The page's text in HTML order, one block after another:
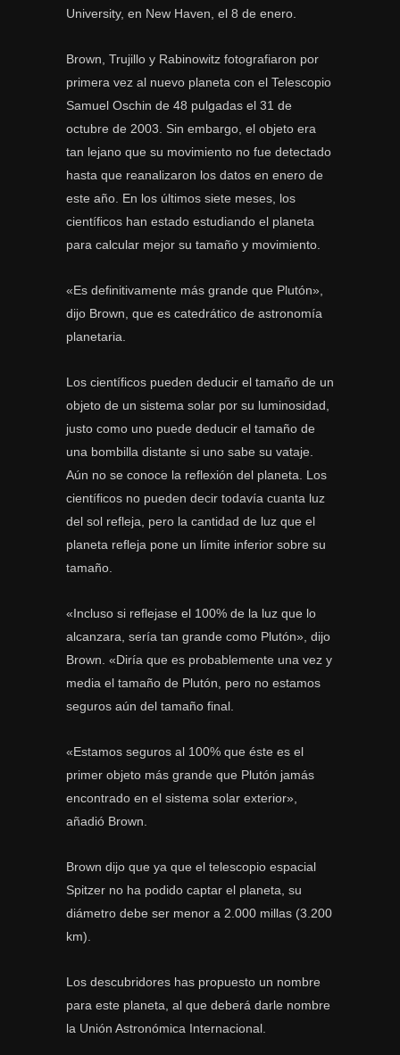
University, en New Haven, el 8 de enero.
Brown, Trujillo y Rabinowitz fotografiaron por
primera vez al nuevo planeta con el Telescopio
Samuel Oschin de 48 pulgadas el 31 de
octubre de 2003. Sin embargo, el objeto era
tan lejano que su movimiento no fue detectado
hasta que reanalizaron los datos en enero de
este año. En los últimos siete meses, los
científicos han estado estudiando el planeta
para calcular mejor su tamaño y movimiento.
«Es definitivamente más grande que Plutón»,
dijo Brown, que es catedrático de astronomía
planetaria.
Los científicos pueden deducir el tamaño de un
objeto de un sistema solar por su luminosidad,
justo como uno puede deducir el tamaño de
una bombilla distante si uno sabe su vataje.
Aún no se conoce la reflexión del planeta. Los
científicos no pueden decir todavía cuanta luz
del sol refleja, pero la cantidad de luz que el
planeta refleja pone un límite inferior sobre su
tamaño.
«Incluso si reflejase el 100% de la luz que lo
alcanzara, sería tan grande como Plutón», dijo
Brown. «Diría que es probablemente una vez y
media el tamaño de Plutón, pero no estamos
seguros aún del tamaño final.
«Estamos seguros al 100% que éste es el
primer objeto más grande que Plutón jamás
encontrado en el sistema solar exterior»,
añadió Brown.
Brown dijo que ya que el telescopio espacial
Spitzer no ha podido captar el planeta, su
diámetro debe ser menor a 2.000 millas (3.200
km).
Los descubridores has propuesto un nombre
para este planeta, al que deberá darle nombre
la Unión Astronómica Internacional.